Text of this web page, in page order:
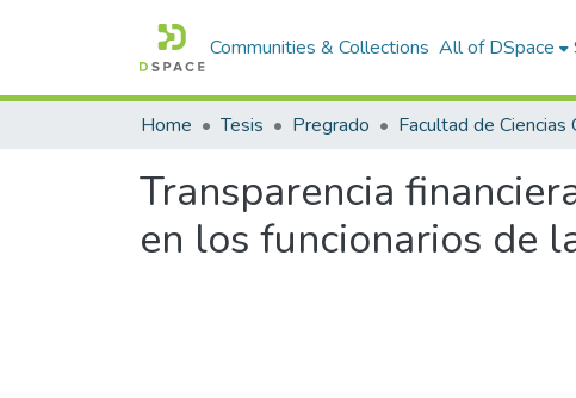
Communities & Collections All of DSpace
Home Tesis Pregrado
Transparencia
en los funcionarios de